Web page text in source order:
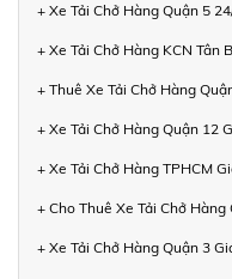
+ Xe Tải Chở Hàng Quận 5
+ Xe Tải Chở Hàng KCN Tân
+ Thuê Xe Tải Chở Hàng
+ Xe Tải Chở Hàng Quận 12
+ Xe Tải Chở Hàng TPHCM
+ Cho Thuê Xe Tải Chở
+ Xe Tải Chở Hàng Quận 3